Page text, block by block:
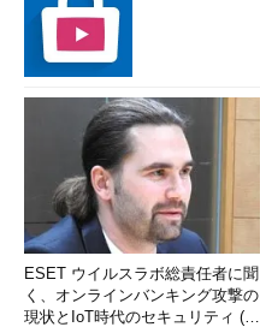
ESET ウイルスラボ総責任者に聞
く、オンラインバンキング攻撃の
現状とIoT時代のセキュリティ (1/